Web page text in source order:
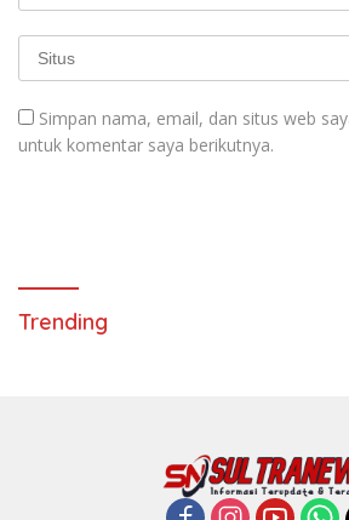
Simpan nama, email, dan situs web
untuk komentar saya berikutnya.
Trending